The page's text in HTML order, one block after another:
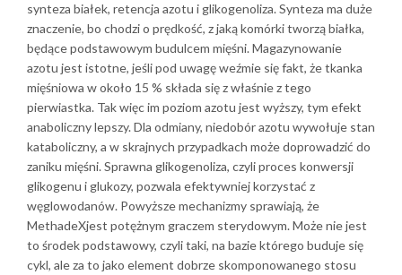
synteza białek, retencja azotu i glikogenoliza. Synteza ma duże
znaczenie, bo chodzi o prędkość, z jaką komórki tworzą białka,
będące podstawowym budulcem mięśni. Magazynowanie
azotu jest istotne, jeśli pod uwagę weźmie się fakt, że tkanka
mięśniowa w około 15 % składa się z właśnie z tego
pierwiastka. Tak więc im poziom azotu jest wyższy, tym efekt
anaboliczny lepszy. Dla odmiany, niedobór azotu wywołuje stan
kataboliczny, a w skrajnych przypadkach może doprowadzić do
zaniku mięśni. Sprawna glikogenoliza, czyli proces konwersji
glikogenu i glukozy, pozwala efektywniej korzystać z
węglowodanów. Powyższe mechanizmy sprawiają, że
MethadeXjest potężnym graczem sterydowym. Może nie jest
to środek podstawowy, czyli taki, na bazie którego buduje się
cykl, ale za to jako element dobrze skomponowanego stosu